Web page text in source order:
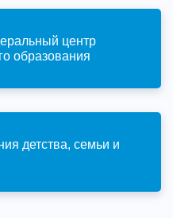
центр
образования
детства, семьи и